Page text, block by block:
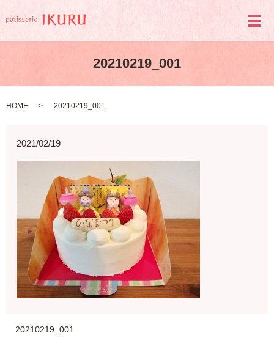
メ
20210219_001
HOME 20210219_001
2021/02/19
20210219_001